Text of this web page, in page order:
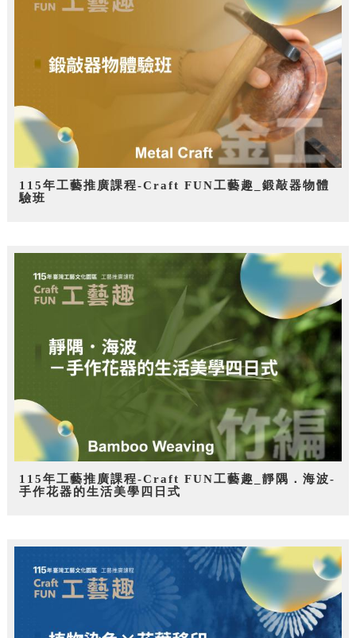
115年工藝推廣課程-Craft FUN工藝趣_鍛敲器物體
驗班
115年工藝推廣課程-Craft FUN工藝趣_靜隅．海波-
手作花器的生活美學四日式